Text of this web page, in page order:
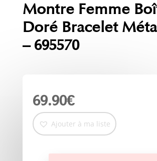
Montre Femme
Doré Bracelet
– 695570
69.90€
Ajouter à ma liste